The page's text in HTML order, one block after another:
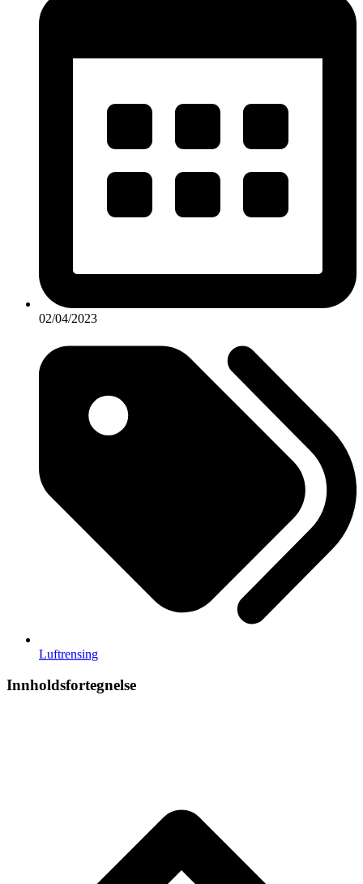
02/04/2023
Luftrensing
Innholdsfortegnelse